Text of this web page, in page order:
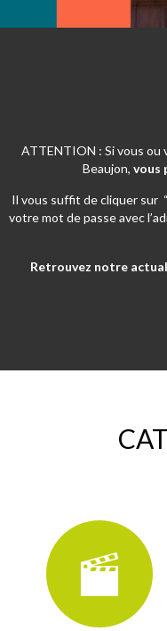
ATTENTION : Si vous ou
Beaujon, vous
Il vous suffit de cliquer sur
votre mot de passe avec
Retrouvez notre